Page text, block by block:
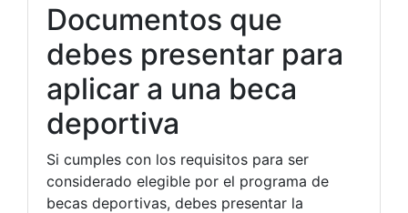
Documentos que
debes presentar para
aplicar a una beca
deportiva
Si cumples con los requisitos para ser
considerado elegible por el programa de
becas deportivas, debes presentar la